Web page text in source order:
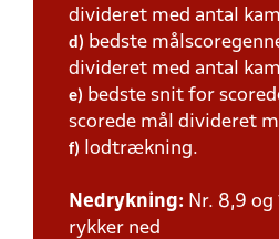
divideret med antal
d) bedste
divideret med antal
e) bedste snit for
scorede mål divideret
f) lodtrækning.
Nedrykning: Nr. 8,9
rykker ned